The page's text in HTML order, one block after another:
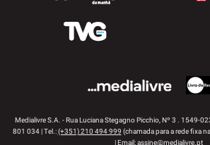
Medialivre S.A. - Rua Luciana Stegagno Picchio, Nº 3 . 1549-
801 034 | Tel.:(+351) 210 494 999 (chamada para a rede fixa
| Email:assine@medialivre.pt